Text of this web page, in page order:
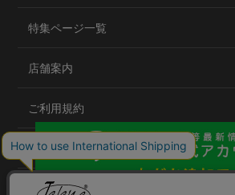
特集ページ一覧
店舗案内
ご利用規約
プライバシーポリシー
特定商取引法について